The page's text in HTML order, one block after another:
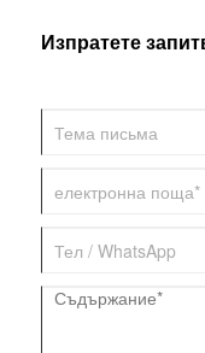
Изпратете